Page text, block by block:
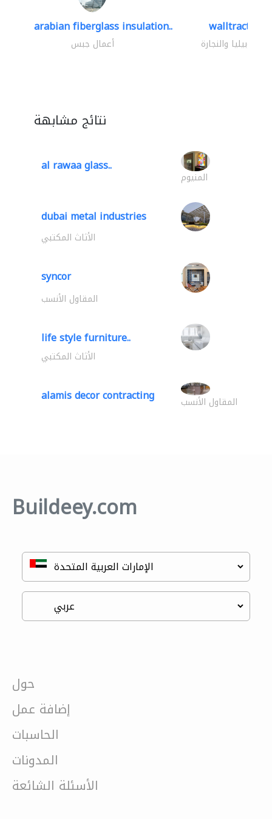
arabian fiberglass insulation..
أعمال جبس
walltracts
الموبيليا والنجارة
نتائج مشابهة
al rawaa glass..
المنيوم
dubai metal industries
الأثاث المكتبي
syncor
المقاول الأنسب
life style furniture..
الأثاث المكتبي
alamis decor contracting المقاول الأنسب
Buildeey.com
حول
إضافة عمل
الحاسبات
المدونات
الأسئلة الشائعة